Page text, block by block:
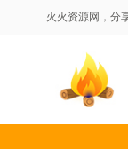
火火资源网，分